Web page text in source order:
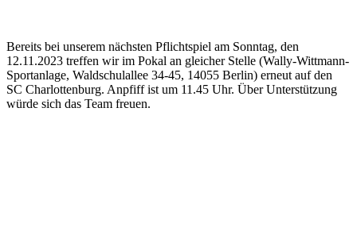
Bereits bei unserem nächsten Pflichtspiel am Sonntag, den
12.11.2023 treffen wir im Pokal an gleicher Stelle (Wally-Wittmann-
Sportanlage, Waldschulallee 34-45, 14055 Berlin) erneut auf den
SC Charlottenburg. Anpfiff ist um 11.45 Uhr. Über Unterstützung
würde sich das Team freuen.